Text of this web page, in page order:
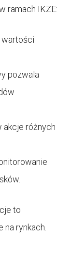
ramach IKZE:
wartości
pozwala
akcje różnych
to
rynkach.